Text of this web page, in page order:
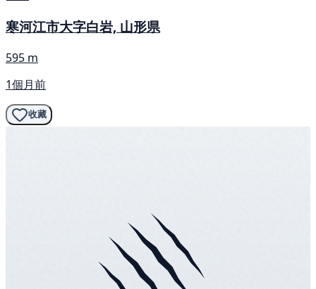
寒河江市大字白岩, 山形県
595 m
1個月前
收藏